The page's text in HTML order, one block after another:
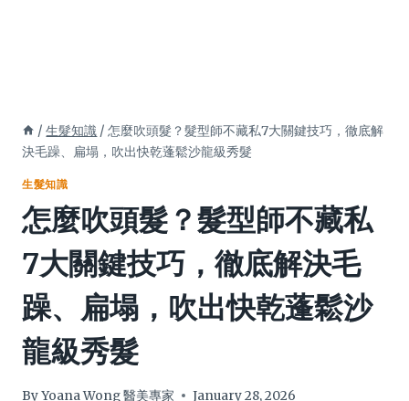
/ 生髮知識 / 怎麼吹頭髮？髮型師不藏私7大關鍵技巧，徹底解
決毛躁、扁塌，吹出快乾蓬鬆沙龍級秀髮
生髮知識
怎麼吹頭髮？髮型師不藏私
7大關鍵技巧，徹底解決毛
躁、扁塌，吹出快乾蓬鬆沙
龍級秀髮
ByYoana Wong 醫美專家 January 28, 2026